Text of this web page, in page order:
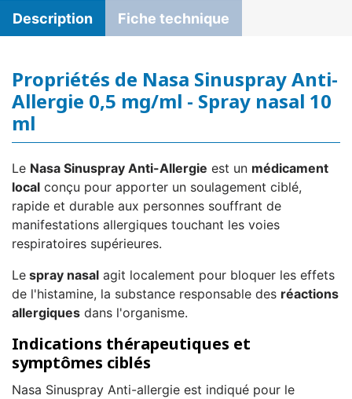
Description Fiche technique
Propriétés de Nasa Sinuspray Anti-
Allergie 0,5 mg/ml - Spray nasal 10
ml
Le Nasa Sinuspray Anti-Allergie est un médicament
local conçu pour apporter un soulagement ciblé,
rapide et durable aux personnes souffrant de
manifestations allergiques touchant les voies
respiratoires supérieures.
Le spray nasal agit localement pour bloquer les effets
de l'histamine, la substance responsable des réactions
allergiques dans l'organisme.
Indications thérapeutiques et
symptômes ciblés
Nasa Sinuspray Anti-allergie est indiqué pour le